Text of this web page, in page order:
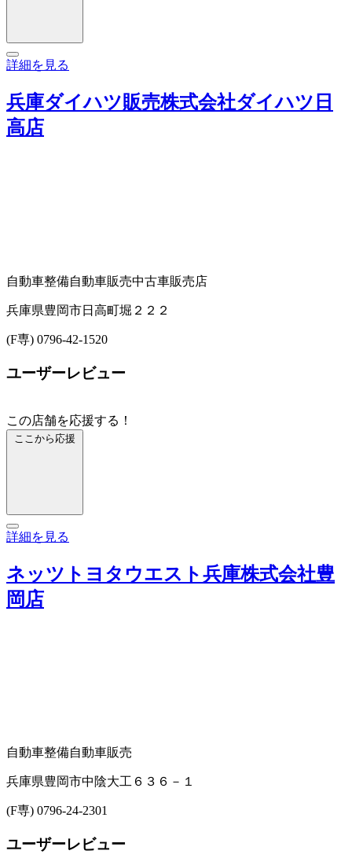
詳細を見る
兵庫ダイハツ販売株式会社ダイハツ日
高店
自動車整備自動車販売中古車販売店
兵庫県豊岡市日高町堀２２２
(F専) 0796-42-1520
ユーザーレビュー
この店舗を応援する！
ここから応援
詳細を見る
ネッツトヨタウエスト兵庫株式会社豊
岡店
自動車整備自動車販売
兵庫県豊岡市中陰大工６３６－１
(F専) 0796-24-2301
ユーザーレビュー